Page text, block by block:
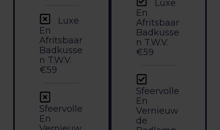
Luxe
En
Afritsbaar
Badkusse
N T.w.v.
€59
Sfeervolle
En
Luxe
En
Afritsbaar
Badkusse
N T.w.v.
€59
Sfeervolle
En
Vernieuw
De